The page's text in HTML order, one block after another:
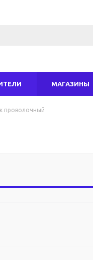
МАГАЗИНЫ
проволочный